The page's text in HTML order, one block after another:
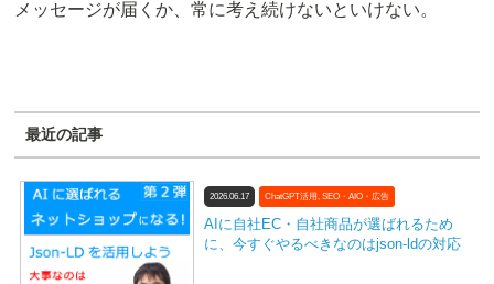
メッセージが届くか、常に考え続けないといけない。
最近の記事
2026.06.17 ChatGPT活用, SEO・AIO・広告
AIに自社EC・自社商品が選ばれるため
に、今すぐやるべきなのはjson-ldの対応